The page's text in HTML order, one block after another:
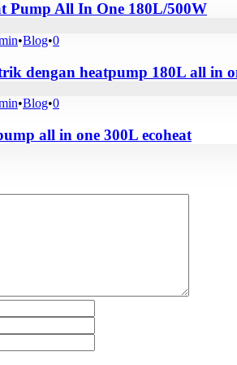
Pump All In One 180L/500W
•Blog•0
dengan heatpump 180L all in
•Blog•0
all in one 300L ecoheat